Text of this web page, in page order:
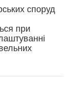
споруд
при